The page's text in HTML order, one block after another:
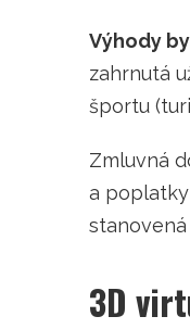
Výhody
zahrnutá
športu
Zmluvná
a
3D